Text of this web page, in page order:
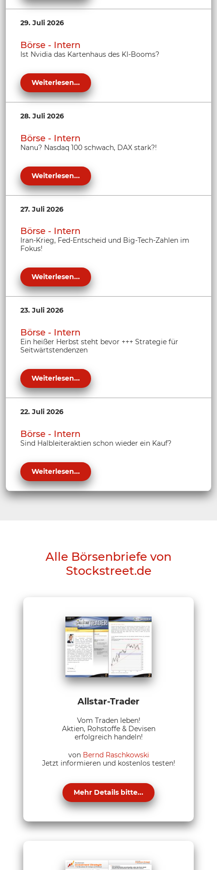
29. Juli 2026
Börse - Intern
Ist Nvidia das Kartenhaus des KI-Booms?
Weiterlesen...
28. Juli 2026
Börse - Intern
Nanu? Nasdaq 100 schwach, DAX stark?!
Weiterlesen...
27. Juli 2026
Börse - Intern
Iran-Krieg, Fed-Entscheid und Big-Tech-Zahlen im
Fokus!
Weiterlesen...
23. Juli 2026
Börse - Intern
Ein heißer Herbst steht bevor +++ Strategie für
Seitwärtstendenzen
Weiterlesen...
22. Juli 2026
Börse - Intern
Sind Halbleiteraktien schon wieder ein Kauf?
Weiterlesen...
Alle Börsenbriefe von
Stockstreet.de
Allstar-Trader
Vom Traden leben!
Aktien, Rohstoffe & Devisen
erfolgreich handeln!
von Bernd Raschkowski
Jetzt informieren und kostenlos testen!
Mehr Details bitte...